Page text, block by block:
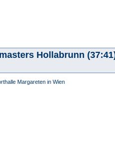
Hollabrunn
Margareten in Wien